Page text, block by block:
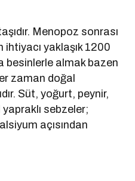
Menopoz sonrası
ihtiyacı yaklaşık 1200
besinlerle almak bazen
zaman doğal
Süt, yoğurt, peynir,
sebzeler;
açısından